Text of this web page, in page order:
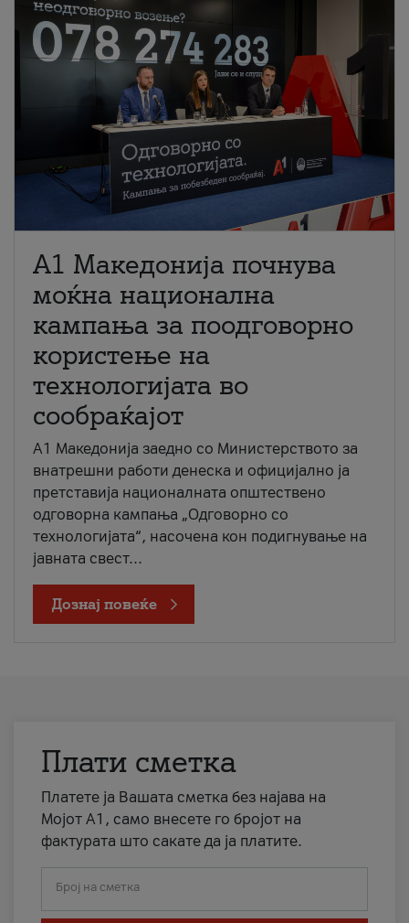
A1 Македонија почнува
моќна национална
кампања за поодговорно
користење на
технологијата во
сообраќајот
A1 Македонија заедно со Министерството за
внатрешни работи денеска и официјално ја
претставија националната општествено
одговорна кампања „Одговорно со
технологијата“, насочена кон подигнување на
јавната свест...
Дознај повеќе
Плати сметка
Платете ја Вашата сметка без најава на
Мојот А1, само внесете го бројот на
фактурата што сакате да ја платите.
Број на сметка